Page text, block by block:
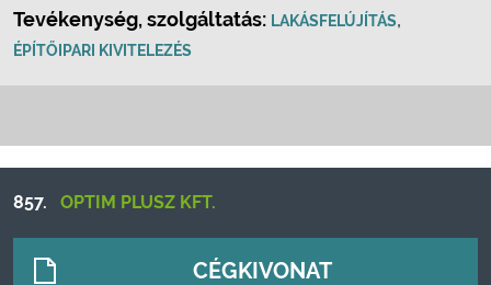
Tevékenység, szolgáltatás: LAKÁSFELÚJÍTÁS,
ÉPÍTŐIPARI KIVITELEZÉS
857. OPTIM PLUSZ KFT.
CÉGKIVONAT